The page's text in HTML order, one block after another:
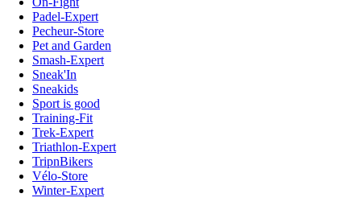
Padel-Expert
Pecheur-Store
Pet and Garden
Smash-Expert
Sneak'In
Sneakids
Sport is good
Training-Fit
Trek-Expert
Triathlon-Expert
TripnBikers
Vélo-Store
Winter-Expert